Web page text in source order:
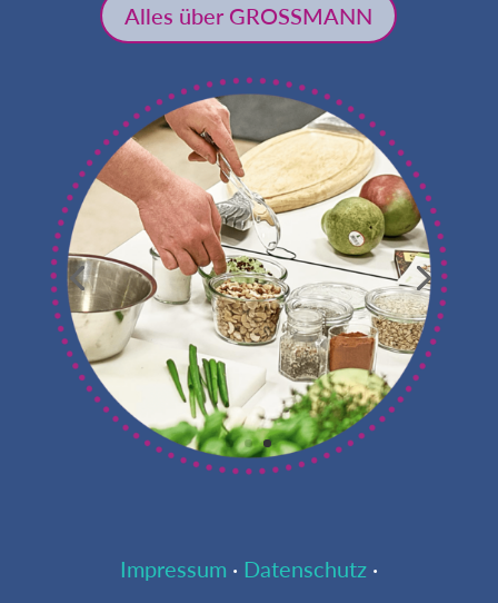
Alles über GROSSMANN
Impressum · Datenschutz·